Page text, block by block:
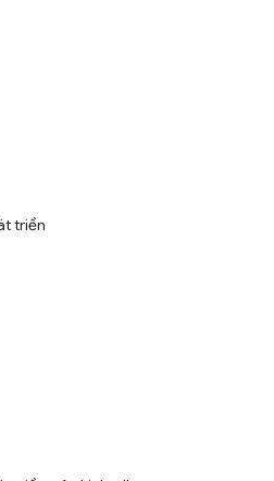
triển